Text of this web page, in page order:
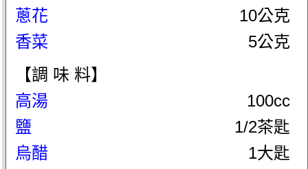
蔥花
10公克
香菜
5公克
【調 味 料】
高湯
100cc
鹽
1/2茶匙
烏醋
1大匙